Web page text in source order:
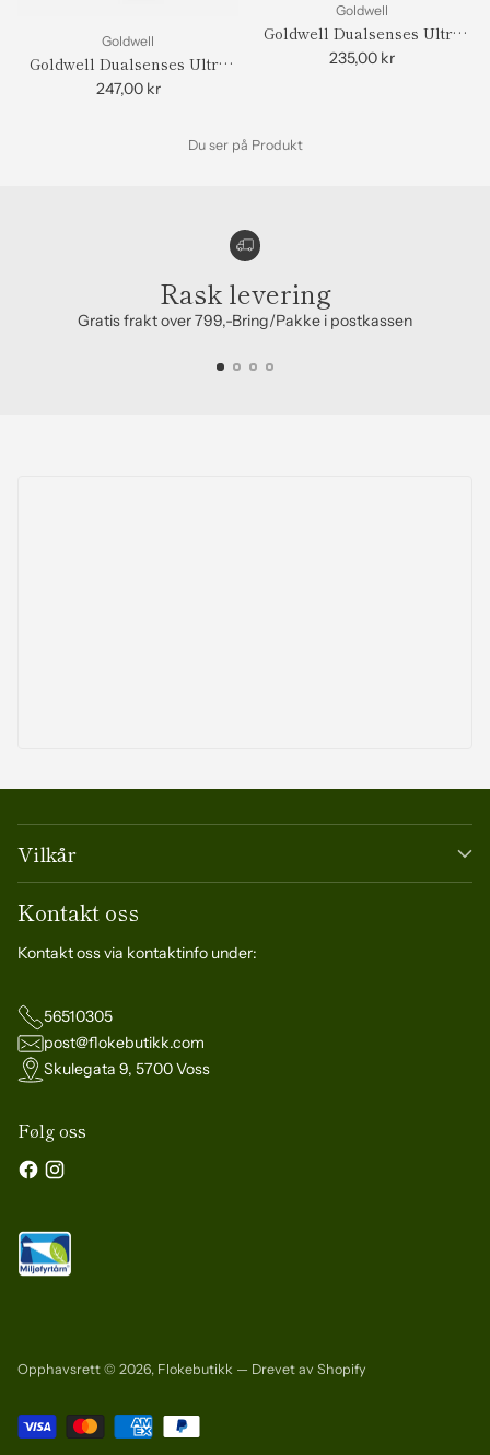
Goldwell
Goldwell Dualsenses Ultra
Volume Conditioner
247,00 kr
Goldwell
Goldwell Dualsenses Ultra
Volume Bodifying Shampoo
235,00 kr
Du ser på Produkt
Rask levering
Gratis frakt over 799,-Bring/Pakke i postkassen
Vilkår
Kontakt oss
Kontakt oss via kontaktinfo under:
56510305
post@flokebutikk.com
Skulegata 9, 5700 Voss
Følg oss
Opphavsrett © 2026, Flokebutikk — Drevet av Shopify